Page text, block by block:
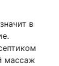
в
массаж